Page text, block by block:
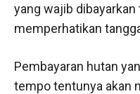
yang wajib
memperhatikan
Pembayaran hutan
tempo tentunya akan